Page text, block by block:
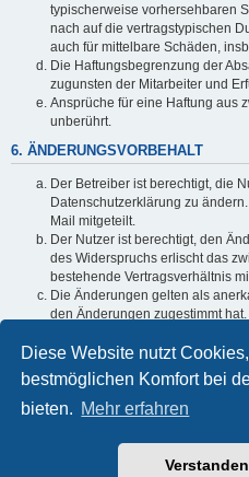
Diese Website nutzt
bestmöglichen Komfort bei
bieten. Mehr erfahren
typischerweise vorhersehbaren
nach auf die vertragstypischen
auch für mittelbare Schäden,
Die Haftungsbegrenzung der
zugunsten der Mitarbeiter und
Ansprüche für eine Haftung aus
unberührt.
6. ÄNDERUNGSVORBEHALT
Der Betreiber ist berechtigt, die
Datenschutzerklärung zu
Mail mitgeteilt.
Der Nutzer ist berechtigt, den
des Widerspruchs erlischt das
bestehende Vertragsverhältnis
Die Änderungen gelten als
den Änderungen zugestimmt hat.
Informationen über den Umgang
sind in der Datenschutzerklärung
Powered byphpBB® Forum